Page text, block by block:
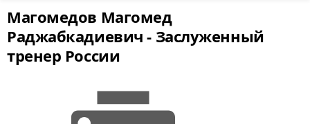
Магомедов Магомед
Раджабкадиевич - Заслуженный
тренер России